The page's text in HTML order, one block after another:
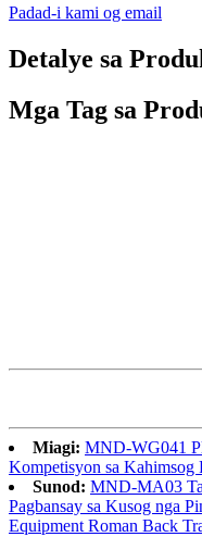
Padad-i kami og email
Detalye sa
Mga Tag sa
Miagi: MND-WG041
Kompetisyon sa Kahimsog
Sunod: MND-MA03
Pagbansay sa Kusog nga
Equipment Roman Back